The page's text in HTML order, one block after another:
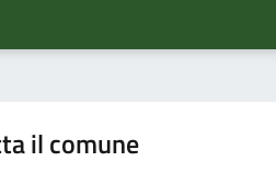
il comune